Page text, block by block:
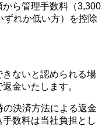
ら管理手数料（3,300
ずれか低い方）を控除
ないと認められる場
金いたします。
決済方法による返金
数料は当社負担とし